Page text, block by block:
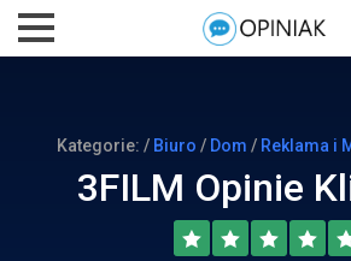
Kategorie: / Biuro / Dom / Reklama i
3FILM Opinie